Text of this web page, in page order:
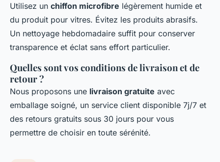
Utilisez un chiffon microfibre légèrement humide et
du produit pour vitres. Évitez les produits abrasifs.
Un nettoyage hebdomadaire suffit pour conserver
transparence et éclat sans effort particulier.
Quelles sont vos conditions de livraison et de
retour ?
Nous proposons une livraison gratuite avec
emballage soigné, un service client disponible 7j/7 et
des retours gratuits sous 30 jours pour vous
permettre de choisir en toute sérénité.